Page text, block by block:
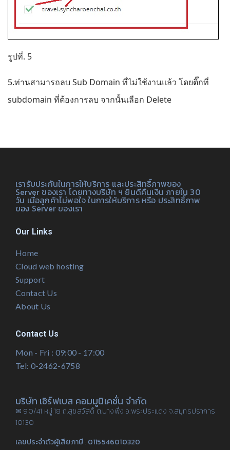
รูปที่. 5
5.ท่านสามารถลบ Sub Domain ที่ไม่ใช้งานแล้ว โดยติ๊กที่
subdomain ที่ต้องการลบ จากนั้นเลือก Delete
เรารับประกันในการให้บริการ และประสิทธิ์ภาพของ
Server ของเรา โดยทางบริษัท ฯ ยินดีคืนเงิน ภายใน 30
วัน เมื่อลูกค้าไม่พอใจ ในการให้บริการ หรือ ประสิทธิ์ภาพ
ของ Server ของเรา
Our Links
Home
Cloud web hosting
Support
Contact Us
About Us
Contact Us
Mon - Fri : 09:00 - 17:00
Tel: 0-2462-6758
บริษัท เซิร์ฟเบส คอมมูนิเคชั่น จำกัด
✉ 90/41 หมู่ 18 ถ.สุขสวัสดิ์ ต.บางพึ่ง อ.พระประแดง จ.สมุทรปราการ
10130
เลขประจำตัวผู้เสียภาษี: 0115546010320